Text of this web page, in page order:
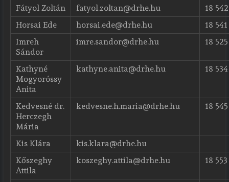
Fátyol Zoltán fatyol.zoltan@drhe.hu
18 542
Horsai Ede
horsai.ede@drhe.hu
18 541
Imreh
Sándor
imre.sandor@drhe.hu 18 525
Kathyné
Mogyoróssy
Anita
kathyne.anita@drhe.hu 18 534
Kedvesné dr.
Herczegh
Mária
kedvesne.h.maria@drhe.hu 18 545
Kis Klára
kis.klara@drhe.hu
Kőszeghy
Attila
koszeghy.attila@drhe.hu 18 553